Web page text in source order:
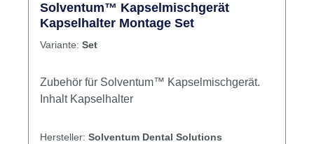
Solventum™ Kapselmischgerät
Kapselhalter Montage Set
Variante: Set
Zubehör für Solventum™ Kapselmischgerät.
Inhalt Kapselhalter
Hersteller: Solventum Dental Solutions